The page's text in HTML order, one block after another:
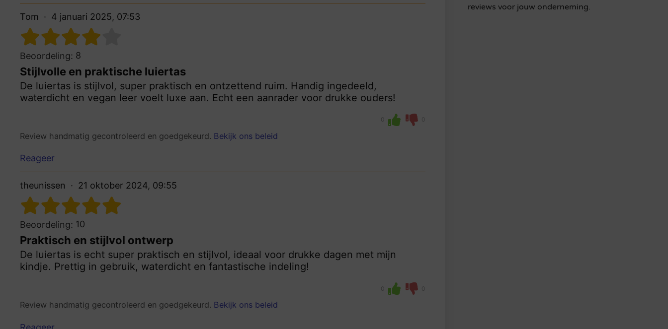
Tom 4 januari 2025, 07:53
Beoordeling: 8
Stijlvolle en praktische luiertas
De luiertas is stijlvol, super praktisch en ontzettend ruim. Handig ingedeeld,
waterdicht en vegan leer voelt luxe aan. Echt een aanrader voor drukke ouders!
0 0
Review handmatig gecontroleerd en goedgekeurd. Bekijk ons beleid
Reageer
theunissen 21 oktober 2024, 09:55
Beoordeling: 10
Praktisch en stijlvol ontwerp
De luiertas is echt super praktisch en stijlvol, ideaal voor drukke dagen met mijn
kindje. Prettig in gebruik, waterdicht en fantastische indeling!
0 0
Review handmatig gecontroleerd en goedgekeurd. Bekijk ons beleid
reviews voor jouw onderneming.